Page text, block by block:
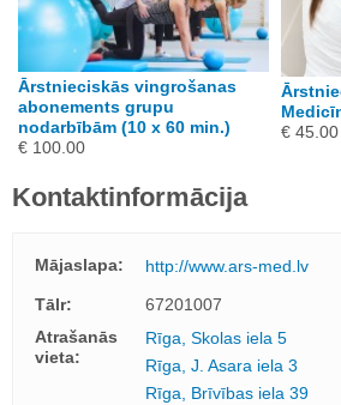
Ārstnieciskās vingrošanas
abonements grupu
nodarbībām (10 x 60 min.)
€ 100.00
€ 45.00
Kontaktinformācija
Mājaslapa:
http://www.ars-med.lv
Tālr:
67201007
Atrašanās
vieta:
Rīga, Skolas iela 5
Rīga, J. Asara iela 3
Rīga, Brīvības iela 39